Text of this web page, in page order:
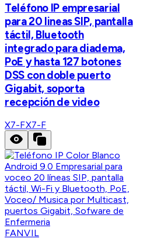
Teléfono IP empresarial
para 20 lineas SIP, pantalla
táctil, Bluetooth
integrado para diadema,
PoE y hasta 127 botones
DSS con doble puerto
Gigabit, soporta
recepción de video
X7-FX7-F
FANVIL